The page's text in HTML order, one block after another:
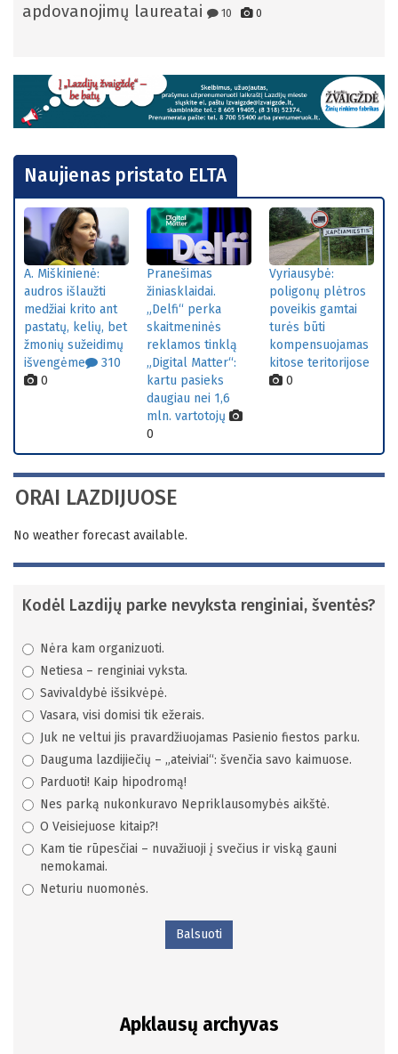
apdovanojimų laureatai
10 0
Naujienas pristato ELTA
A. Miškinienė:
audros išlaužti
medžiai krito ant
pastatų, kelių, bet
žmonių sužeidimų
išvengėme
310
0
Pranešimas
žiniasklaidai.
„Delfi“ perka
skaitmeninės
reklamos tinklą
„Digital Matter“:
kartu pasieks
daugiau nei 1,6
mln. vartotojų
0
Vyriausybė:
poligonų plėtros
poveikis gamtai
turės būti
kompensuojamas
kitose teritorijose
0
ORAI LAZDIJUOSE
No weather forecast available.
Kodėl Lazdijų parke nevyksta renginiai, šventės?
Nėra kam organizuoti.
Netiesa – renginiai vyksta.
Savivaldybė išsikvėpė.
Vasara, visi domisi tik ežerais.
Juk ne veltui jis pravardžiuojamas Pasienio fiestos parku.
Dauguma lazdijiečių – „ateiviai“: švenčia savo kaimuose.
Parduoti! Kaip hipodromą!
Nes parką nukonkuravo Nepriklausomybės aikštė.
O Veisiejuose kitaip?!
Kam tie rūpesčiai – nuvažiuoji į svečius ir viską gauni
nemokamai.
Neturiu nuomonės.
Balsuoti
Apklausų archyvas